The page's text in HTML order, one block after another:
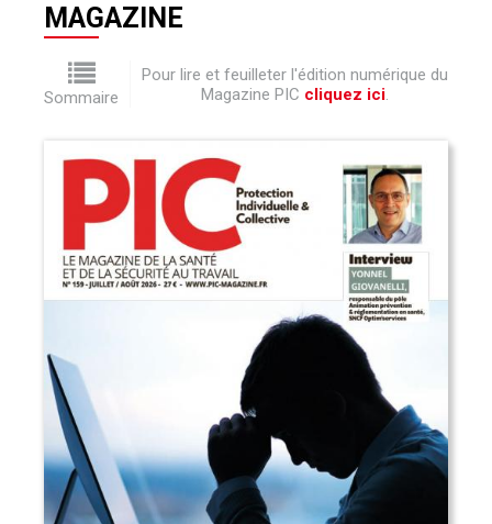
MAGAZINE
Sommaire
Pour lire et feuilleter l'édition numérique du
Magazine PIC cliquez ici.